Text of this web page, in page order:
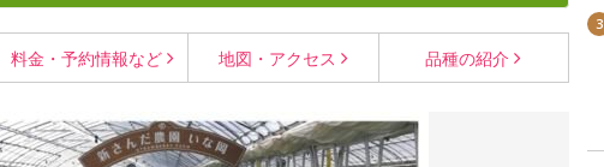
料金・予約情報など 地図・ アクセス 品種の紹介
3